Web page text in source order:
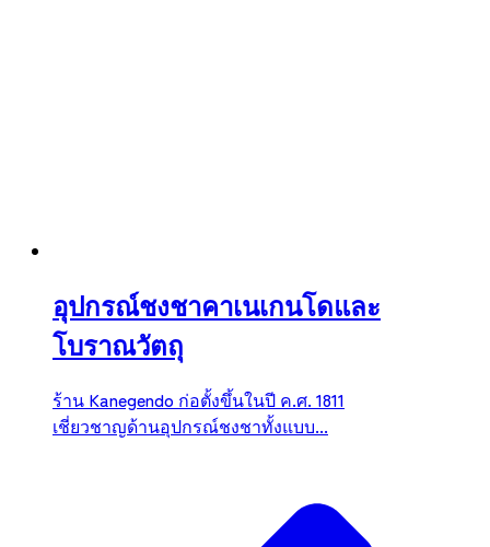
อุปกรณ์ชงชาคาเนเกนโดและ
โบราณวัตถุ
ร้าน Kanegendo ก่อตั้งขึ้นในปี ค.ศ. 1811
เชี่ยวชาญด้านอุปกรณ์ชงชาทั้งแบบ...